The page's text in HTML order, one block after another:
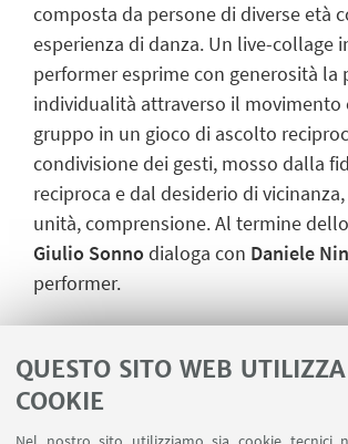
QUESTO SITO WEB
COOKIE
composta da persone di diverse età
esperienza di danza. Un live-collage
performer esprime con generosità la
individualità attraverso il movimento
gruppo in un gioco di ascolto
condivisione dei gesti, mosso dalla
reciproca e dal desiderio di
unità, comprensione. Al termine
Giulio Sonnodialoga con Daniele
performer.
L’iniziativa fa parte del progetto
Gender Dancing in Your Shoes